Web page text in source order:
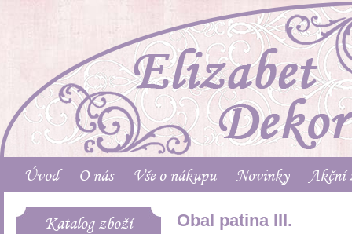
Úvod O nás Vše o nákupu Novinky Akční
Katalog zboží Obal patina III.